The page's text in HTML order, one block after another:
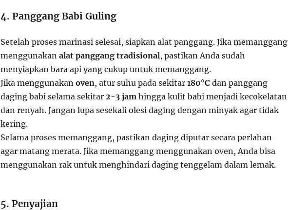
4. Panggang Babi Guling
Setelah proses marinasi selesai, siapkan alat panggang. Jika memanggang
menggunakan alat panggang tradisional, pastikan Anda sudah
menyiapkan bara api yang cukup untuk memanggang.
Jika menggunakan oven, atur suhu pada sekitar 180°C dan panggang
daging babi selama sekitar 2-3 jam hingga kulit babi menjadi kecokelatan
dan renyah. Jangan lupa sesekali olesi daging dengan minyak agar tidak
kering.
Selama proses memanggang, pastikan daging diputar secara perlahan
agar matang merata. Jika memanggang menggunakan oven, Anda bisa
menggunakan rak untuk menghindari daging tenggelam dalam lemak.
5. Penyajian